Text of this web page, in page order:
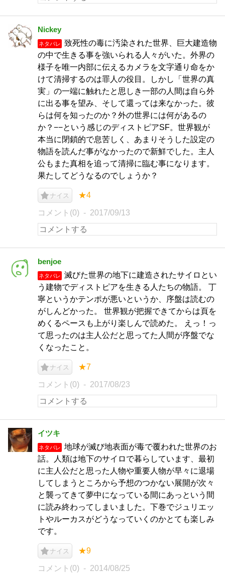
Nickey
ネタバレ
致死性の毒に汚染された世界、巨大建造物
の中で生きる事を強いられる人々がいた。外界の
様子を唯一内部に伝えるカメラを文字通り命をか
けて清掃するのは罪人の役目。しかし「世界の真
実」の一端に触れたと思しき一部の人間は自ら外
に出る事を望み、そして還っては来なかった。彼
らは何を知ったのか？外の世界には何があるの
か？−−という感じのディストピアSF。世界観が
本当に閉鎖的で息苦しく、あまりそうした設定の
物語を読んだ事がなかったので新鮮でした。主人
公もまた真相を追って清掃に臨む事になります。
果たしてどうなるのでしょうか？
ナイス ★4
コメント(0) 2017/09/13
benjoe
ネタバレ
滅びた世界の地下に建造されたサイロとい
う建物でディストピアを生きる人たちの物語。 丁
寧というかテンポが悪いというか、序盤は読むの
がしんどかった。 世界観が把握できてからは頁を
めくるペースも上がり楽しんで読めた。 えっ！っ
て思ったのは主人公だと思ってた人間が序盤でな
くなったこと。
ナイス ★7
コメント(0) 2017/08/23
イツキ
ネタバレ
地球が滅び地表面が毒で覆われた世界のお
話。人類は地下のサイロで暮らしています、最初
に主人公だと思った人物や重要人物が早々に退場
してしまうところから予想のつかない展開が次々
と襲ってきて夢中になっている間にあっという間
に読み終わってしまいました。下巻でジュリエッ
トやルーカスがどうなっていくのかとても楽しみ
です。
ナイス ★9
コメント(0) 2014/08/25